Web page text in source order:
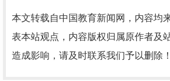
本文转载自中国教育新闻网，内容均
表本站观点，内容版权归属原作者及
造成影响，请及时联系我们予以删除！